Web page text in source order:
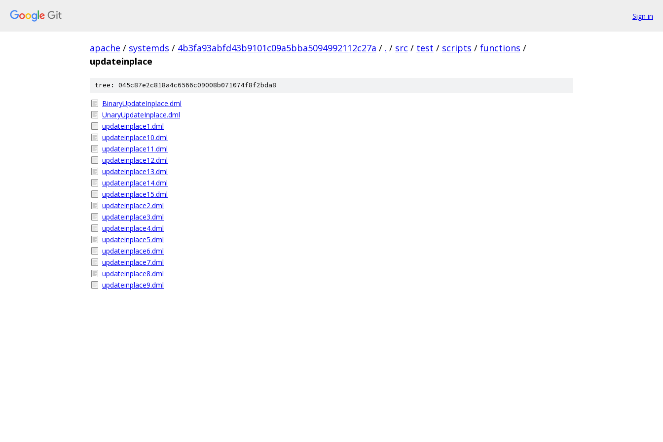
Sign in
apache / systemds / 4b3fa93abfd43b9101c09a5bba5094992112c27a / . / src / test / scripts / functions /
updateinplace
tree: 045c87e2c818a4c6566c09008b071074f8f2bda8
BinaryUpdateInplace.dml
UnaryUpdateInplace.dml
updateinplace1.dml
updateinplace10.dml
updateinplace11.dml
updateinplace12.dml
updateinplace13.dml
updateinplace14.dml
updateinplace15.dml
updateinplace2.dml
updateinplace3.dml
updateinplace4.dml
updateinplace5.dml
updateinplace6.dml
updateinplace7.dml
updateinplace8.dml
updateinplace9.dml